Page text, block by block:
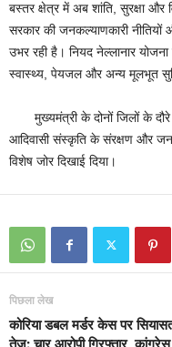
बस्तर क्षेत्र में अब शांति, सुरक्षा और
सरकार की जनकल्याणकारी नीतियों
उभर रही है। नियद नेल्लानार
स्वास्थ्य, पेयजल और अन्य मूलभूत
मुख्यमंत्री के दोनों जिलों के दौरे
आदिवासी संस्कृति के संरक्षण और
विशेष जोर दिखाई दिया।
पिछला लेख
कोरिया डबल मर्डर केस पर